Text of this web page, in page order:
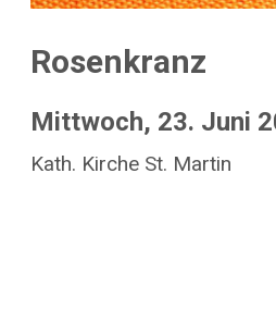
Rosenkranz
Mittwoch, 23. Juni
Kath. Kirche St. Martin